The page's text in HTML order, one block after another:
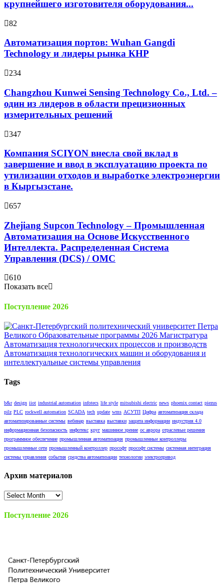
крупнейшего изготовителя оборудования...
82
Автоматизация портов: Wuhan Gangdi
Technology и лидеры рынка КНР
234
Changzhou Kunwei Sensing Technology Co., Ltd. –
один из лидеров в области прецизионных
измерительных решений
347
Компания SCIYON внесла свой вклад в
завершение и ввод в эксплуатацию проекта по
утилизации отходов и выработке электроэнергии
в Кыргызстане.
657
Zhejiang Supcon Technology – Промышленная
Автоматизация на Основе Искусственного
Интеллекта. Распределенная Cистема
Управления (DCS) / OMC
610
Показать все
Поступление 2026
Tags
b&r design iiot industrial automation infotecs life style mitsubishi electric news phoenix contact piezus
pilz PLC rockwell automation SCADA tech update wms АСУТП Цифра автоматизация склада
автоматизированные системы вебинар выставка выставки защита информации индустрия 4.0
информационная безопасность инфотекс круг машинное зрение ос аврора отраслевые решения
программное обеспечение промышленная автоматизация промышленные контроллеры
промышленные сети промышленный контроллер прософт прософт системы системная интеграция
системы управления события средства автоматизации технологии электропривод
Архив материалов
Архив
Поступление 2026